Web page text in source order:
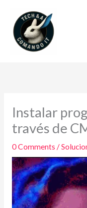
contenido
Instalar
través de
0 Comments /